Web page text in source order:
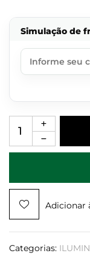
Simulação de
Adicionar
Categorias: